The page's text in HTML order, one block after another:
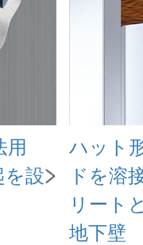
用
を設
ハット
ドを溶
リート
地下壁